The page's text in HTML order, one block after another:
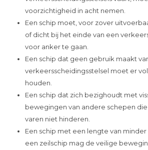
voorzichtigheid in acht nemen.
Een schip moet, voor zover
of dicht bij het einde van een
voor anker te gaan.
Een schip dat geen gebruik maakt
verkeersscheidingsstelsel moet er
houden.
Een schip dat zich bezighoudt met
bewegingen van andere schepen
varen niet hinderen.
Een schip met een lengte van
een zeilschip mag de veilige